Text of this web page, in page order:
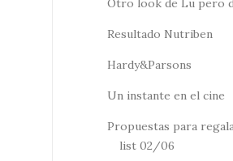
Otro look de Lu pero
Resultado Nutriben
Hardy&Parsons
Un instante en el cine
Propuestas para
list 02/06